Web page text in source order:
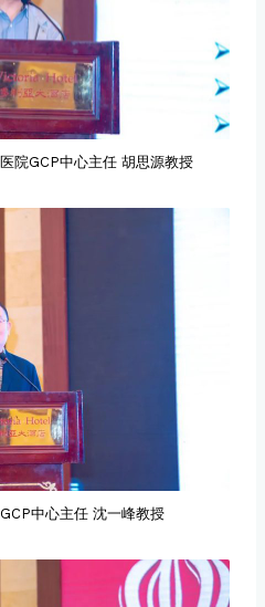
院GCP中心主任 胡思源教授
中心主任 沈一峰教授